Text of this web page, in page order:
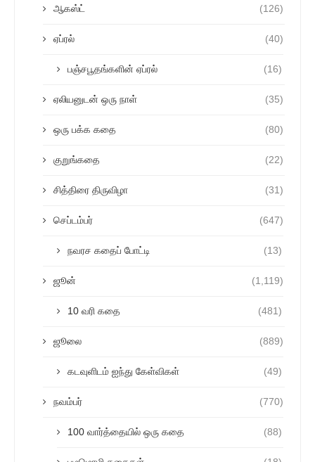
ஆகஸ்ட் (126)
ஏப்ரல் (40)
பஞ்சபூதங்களின் ஏப்ரல் (16)
ஏலியனுடன் ஒரு நாள் (35)
ஒரு பக்க கதை (80)
குறுங்கதை (22)
சித்திரை திருவிழா (31)
செப்டம்பர் (647)
நவரச கதைப் போட்டி (13)
ஜூன் (1,119)
10 வரி கதை (481)
ஜூலை (889)
கடவுளிடம் ஐந்து கேள்விகள் (49)
நவம்பர் (770)
100 வார்த்தையில் ஒரு கதை (88)